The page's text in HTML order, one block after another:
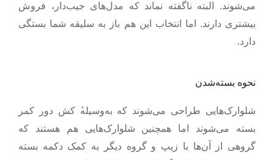
می‌شوند. البته نا‌گفته نماند که مدل‌های جیب‌دار، فروش
بیشتری دارند. اما انتخاب این هم باز به سلیقه شما بستگی
دارد.
نحوه بسته‌شدن
شلوارک‌هایی طراحی می‌شوند که به‌وسیله کش دور کمر
بسته می‌شوند اما همچنین شلوارک‌هایی هم هستند که
گروهی از آن‌ها با زیپ و گروه دیگر به کمک دکمه بسته